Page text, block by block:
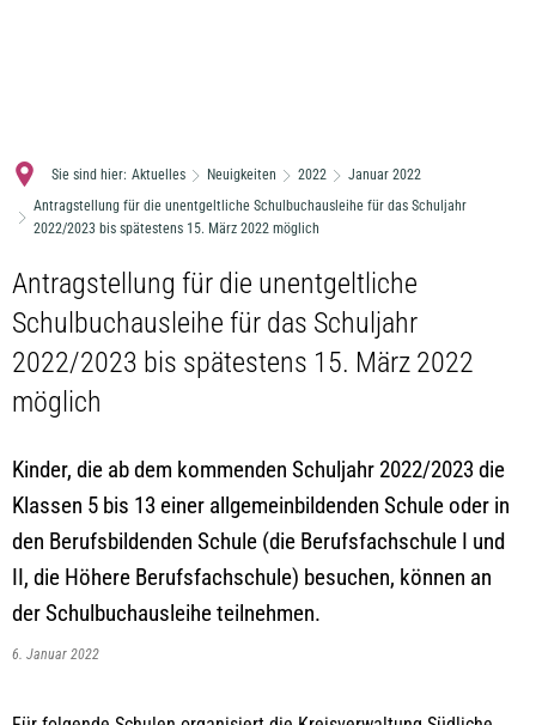
Sie sind hier: Aktuelles Neuigkeiten 2022
Januar 2022
Antragstellung für die unentgeltliche Schulbuchausleihe für das Schuljahr
2022/2023 bis spätestens 15. März 2022 möglich
Antragstellung für die unentgeltliche
Schulbuchausleihe für das Schuljahr
2022/2023 bis spätestens 15. März 2022
möglich
Kinder, die ab dem kommenden Schuljahr 2022/2023 die
Klassen 5 bis 13 einer allgemeinbildenden Schule oder in
den Berufsbildenden Schule (die Berufsfachschule I und
II, die Höhere Berufsfachschule) besuchen, können an
der Schulbuchausleihe teilnehmen.
6. Januar 2022